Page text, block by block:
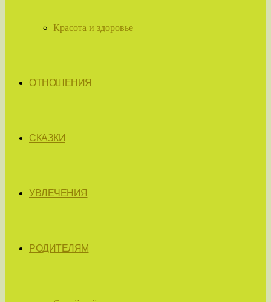
Красота и здоровье
ОТНОШЕНИЯ
СКАЗКИ
УВЛЕЧЕНИЯ
РОДИТЕЛЯМ